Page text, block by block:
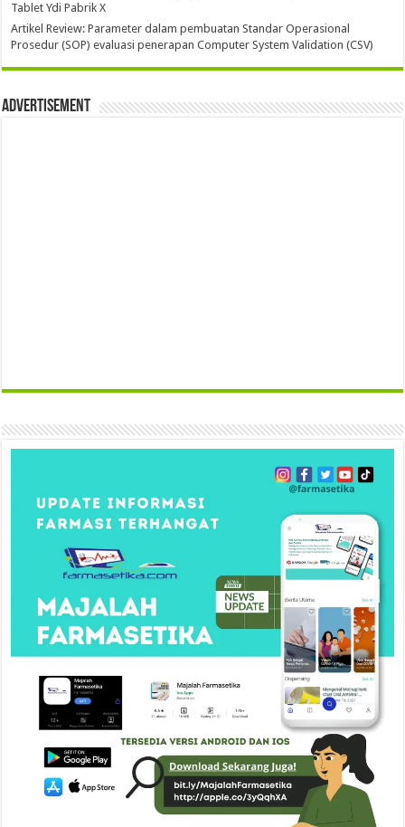
Tablet Ydi Pabrik X
Artikel Review: Parameter dalam pembuatan Standar Operasional
Prosedur (SOP) evaluasi penerapan Computer System Validation (CSV)
Advertisement